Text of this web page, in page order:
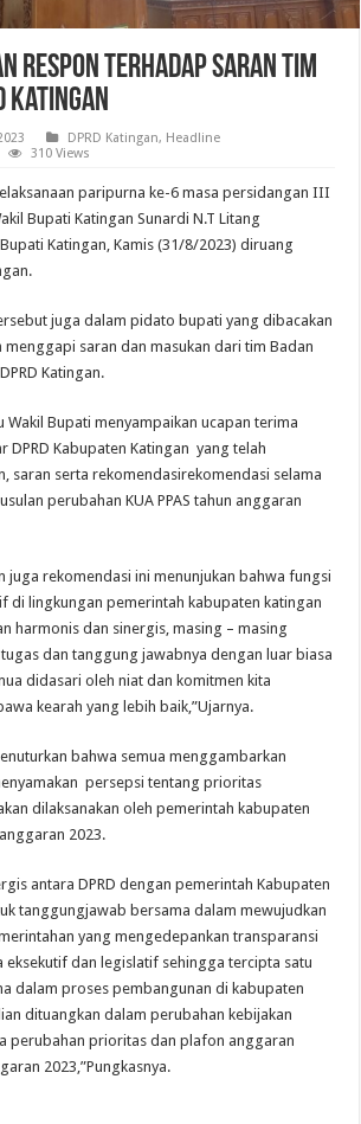
Respon Terhadap Saran Tim
Katingan
DPRD Katingan, Headline
310 Views
paripurna ke-6 masa persidangan III
Bupati Katingan Sunardi N.T Litang
Katingan, Kamis (31/8/2023) diruang
juga dalam pidato bupati yang dibacakan
menggapi saran dan masukan dari tim Badan
Katingan.
Bupati menyampaikan ucapan terima
DPRD Kabupaten Katingan yang telah
saran serta rekomendasirekomendasi selama
perubahan KUA PPAS tahun anggaran
juga rekomendasi ini menunjukan bahwa fungsi
di lingkungan pemerintah kabupaten katingan
harmonis dan sinergis, masing – masing
dan tanggung jawabnya dengan luar biasa
didasari oleh niat dan komitmen kita
kearah yang lebih baik,”Ujarnya.
bahwa semua menggambarkan
persepsi tentang prioritas
dilaksanakan oleh pemerintah kabupaten
2023.
antara DPRD dengan pemerintah Kabupaten
tanggungjawab bersama dalam mewujudkan
yang mengedepankan transparansi
eksekutif dan legislatif sehingga tercipta satu
dalam proses pembangunan di kabupaten
dituangkan dalam perubahan kebijakan
perubahan prioritas dan plafon anggaran
2023,”Pungkasnya.